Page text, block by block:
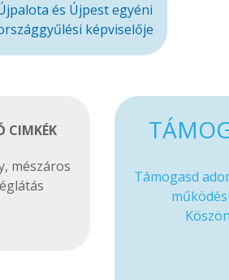
és Újpest egyéni
képviselője
CIMKÉK
, mészáros
Támogasd